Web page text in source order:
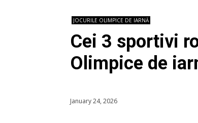
JOCURILE OLIMPICE DE IARNĂ
Cei 3 sportivi
Olimpice de
January 24, 2026